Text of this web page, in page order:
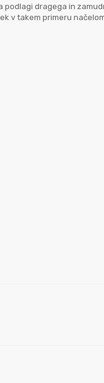
podlagi dragega in
v takem primeru